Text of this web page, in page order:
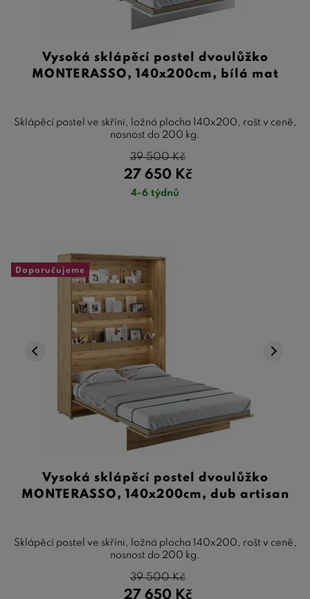
Vysoká sklápěcí postel dvoulůžko
MONTERASSO, 140x200cm, bílá mat
Sklápěcí postel ve skříni, ložná plocha 140x200, rošt v ceně,
nosnost do 200 kg.
27 650 Kč
39 500Kč
4-6 týdnů
Doporučujeme
Vysoká sklápěcí postel dvoulůžko
MONTERASSO, 140x200cm, dub artisan
Sklápěcí postel ve skříni, ložná plocha 140x200, rošt v ceně,
nosnost do 200 kg.
27 650 Kč
39 500Kč